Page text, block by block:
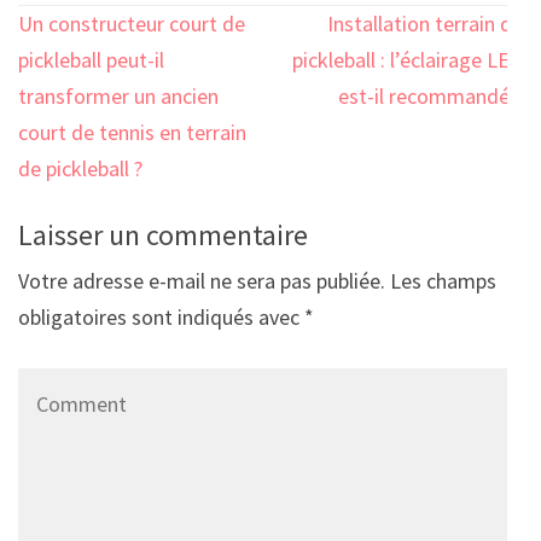
Navigation
de
l’article
Un constructeur court de
pickleball peut-il
transformer un ancien
court de tennis en terrain
de pickleball ?
Installation terrain de
pickleball : l’éclairage LED
est-il recommandé ?
Laisser un commentaire
Votre adresse e-mail ne sera pas publiée. Les champs
obligatoires sont indiqués avec *